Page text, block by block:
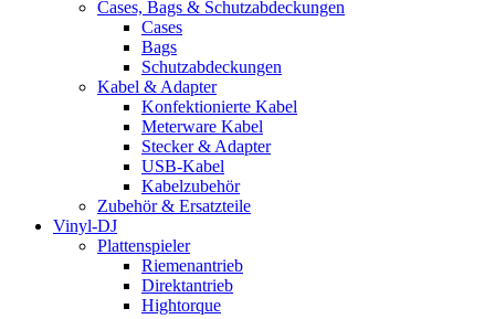
Cases, Bags & Schutzabdeckungen
Cases
Bags
Schutzabdeckungen
Kabel & Adapter
Konfektionierte Kabel
Meterware Kabel
Stecker & Adapter
USB-Kabel
Kabelzubehör
Zubehör & Ersatzteile
Vinyl-DJ
Plattenspieler
Riemenantrieb
Direktantrieb
Hightorque